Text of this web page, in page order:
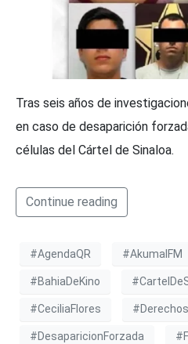
Tras seis años de
en caso de desaparición
células del Cártel de Sinaloa.
Continue reading
#AgendaQR #AkumalFM
#BahiaDeKino
#CeciliaFlores
#DesaparicionForzada